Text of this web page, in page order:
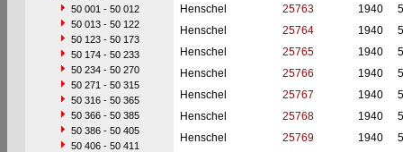
50 001 - 50 012
50 013 - 50 122
50 123 - 50 173
50 174 - 50 233
50 234 - 50 270
50 271 - 50 315
50 316 - 50 365
50 366 - 50 385
50 386 - 50 405
50 406 - 50 411
Henschel
25763 1940
Henschel
25764 1940
Henschel
25765 1940
Henschel
25766 1940
Henschel
25767 1940
Henschel
25768 1940
Henschel
25769 1940